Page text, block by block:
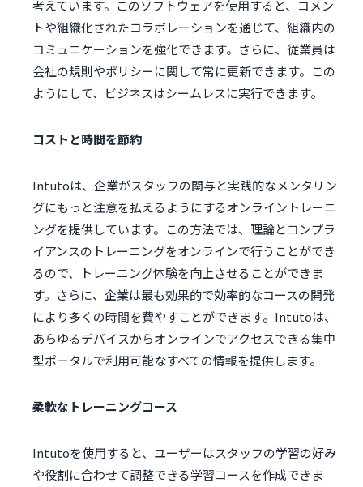
考えています。このソフトウェアを使用すると、コメン
トや組織化されたコラボレーションを通じて、組織内の
コミュニケーションを強化できます。さらに、従業員は
会社の規則やポリシーに関して常に更新できます。この
ようにして、ビジネスはシームレスに実行できます。
コストと時間を節約
Intutoは、企業がスタッフの関与と実践的なメンタリン
グにもっと注意を払えるようにするオンライントレーニ
ングを提供しています。この方法では、理論とコンプラ
イアンスのトレーニングをオンラインで行うことができ
るので、トレーニング体験を向上させることができま
す。さらに、企業は最も効果的で効率的なコースの開発
により多くの時間を費やすことができます。Intutoは、
あらゆるデバイスからオンラインでアクセスできる集中
型ポータルで利用可能なすべての情報を提供します。
柔軟なトレーニングコース
Intutoを使用すると、ユーザーはスタッフの学習の好み
や役割に合わせて調整できる学習コースを作成できま